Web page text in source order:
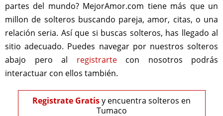
partes del mundo? MejorAmor.com tiene más que un
millon de solteros buscando pareja, amor, citas, o una
relación seria. Así que si buscas solteros, has llegado al
sitio adecuado. Puedes navegar por nuestros solteros
abajo pero al registrartecon nosotros podrás
interactuar con ellos también.
Registrate Gratisy encuentra solteros en
Tumaco